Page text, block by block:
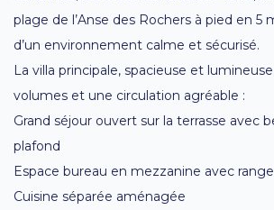
plage de l’Anse des Rochers à pied en
d’un environnement calme et sécurisé.
La villa principale, spacieuse et
volumes et une circulation agréable :
Grand séjour ouvert sur la terrasse avec
plafond
Espace bureau en mezzanine avec
Cuisine séparée aménagée